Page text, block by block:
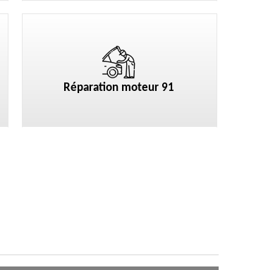
Réparation moteur 91